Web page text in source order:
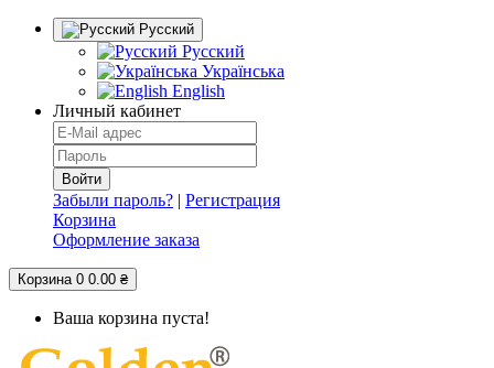
Русский
Русский
Українська
English
Личный кабинет
Забыли пароль? | Регистрация
Корзина
Оформление заказа
Корзина 0 0.00 ₴
Ваша корзина пуста!